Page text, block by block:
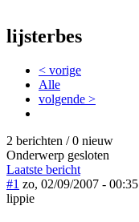
lijsterbes
< vorige
Alle
volgende >
2 berichten / 0 nieuw
Onderwerp gesloten
Laatste bericht
#1 zo, 02/09/2007 - 00:35
lippie